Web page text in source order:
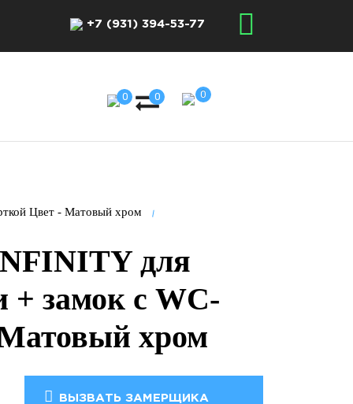
+7 (931) 394-53-77
0 0 0
Цвет - Матовый хром
для
+ замок с WC-
хром
ВЫЗВАТЬ ЗАМЕРЩИКА